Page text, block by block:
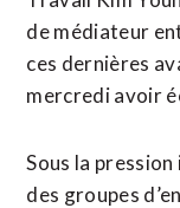
de médiateur
ces dernières
mercredi avoir
Sous la
des groupes